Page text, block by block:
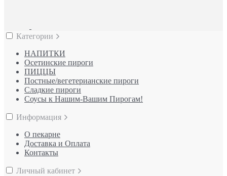
Категории
НАПИТКИ
Осетинские пироги
ПИЦЦЫ
Постные/вегетерианские пироги
Сладкие пироги
Соусы к Нашим-Вашим Пирогам!
Информация
О пекарне
Доставка и Оплата
Контакты
Личный кабинет